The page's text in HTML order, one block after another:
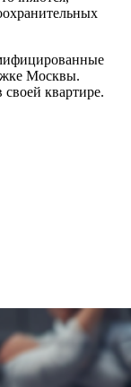
Москвы.
квартире.